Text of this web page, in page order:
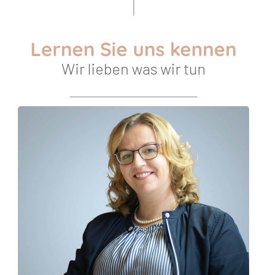
Lernen Sie uns kennen
Wir lieben was wir tun